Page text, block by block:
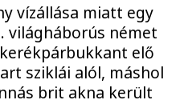
vízállása miatt egy
világháborús német
elő
sziklái alól, máshol
brit akna került